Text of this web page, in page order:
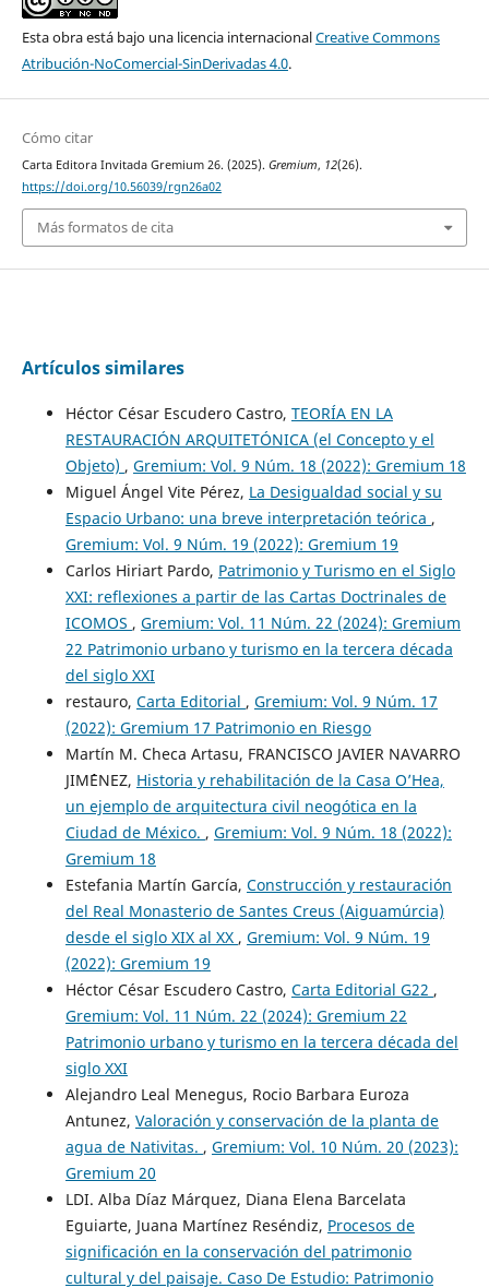
Esta obra está bajo una licencia internacionalCreative Commons
Atribución-NoComercial-SinDerivadas 4.0.
Cómo citar
Carta Editora Invitada Gremium 26. (2025). Gremium, 12(26).
https://doi.org/10.56039/rgn26a02
Más formatos de cita
Artículos similares
Héctor César Escudero Castro, TEORÍA EN LA
RESTAURACIÓN ARQUITETÓNICA (el Concepto y el
Objeto) , Gremium: Vol. 9 Núm. 18 (2022): Gremium 18
Miguel Ángel Vite Pérez, La Desigualdad social y su
Espacio Urbano: una breve interpretación teórica ,
Gremium: Vol. 9 Núm. 19 (2022): Gremium 19
Carlos Hiriart Pardo, Patrimonio y Turismo en el Siglo
XXI: reflexiones a partir de las Cartas Doctrinales de
ICOMOS , Gremium: Vol. 11 Núm. 22 (2024): Gremium
22 Patrimonio urbano y turismo en la tercera década
del siglo XXI
restauro, Carta Editorial , Gremium: Vol. 9 Núm. 17
(2022): Gremium 17 Patrimonio en Riesgo
Martín M. Checa Artasu, FRANCISCO JAVIER NAVARRO
JIM´´ENEZ, Historia y rehabilitación de la Casa O’Hea,
un ejemplo de arquitectura civil neogótica en la
Ciudad de México. , Gremium: Vol. 9 Núm. 18 (2022):
Gremium 18
Estefania Martín García, Construcción y restauración
del Real Monasterio de Santes Creus (Aiguamúrcia)
desde el siglo XIX al XX , Gremium: Vol. 9 Núm. 19
(2022): Gremium 19
Héctor César Escudero Castro, Carta Editorial G22 ,
Gremium: Vol. 11 Núm. 22 (2024): Gremium 22
Patrimonio urbano y turismo en la tercera década del
siglo XXI
Alejandro Leal Menegus, Rocio Barbara Euroza
Antunez, Valoración y conservación de la planta de
agua de Nativitas. , Gremium: Vol. 10 Núm. 20 (2023):
Gremium 20
LDI. Alba Díaz Márquez, Diana Elena Barcelata
Eguiarte, Juana Martínez Reséndiz, Procesos de
significación en la conservación del patrimonio
cultural y del paisaje. Caso De Estudio: Patrimonio